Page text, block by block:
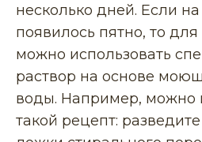
несколько дней. Если
появилось пятно, то для
можно использовать
раствор на основе
воды. Например, можно
такой рецепт: